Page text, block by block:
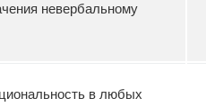
невербальному
в любых